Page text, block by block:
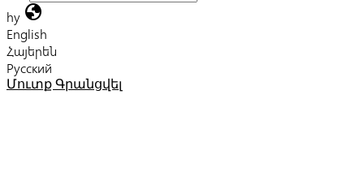
hy globe
English
Հայերեն
Русский
Մուտք Գրանցվել